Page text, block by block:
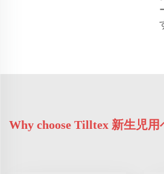
Why choose Tilltex 新生児用